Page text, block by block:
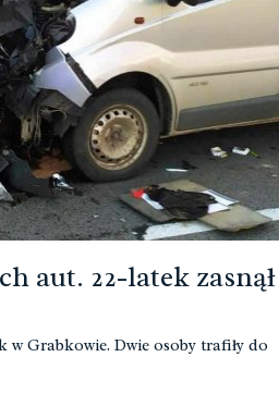
aut. 22-latek
w Grabkowie. Dwie osoby trafiły do